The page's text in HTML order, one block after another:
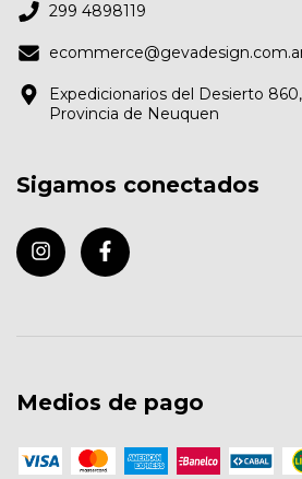
299 4898119
Expedicionarios del Desierto
Provincia de Neuquen
Sigamos conectados
Medios de pago